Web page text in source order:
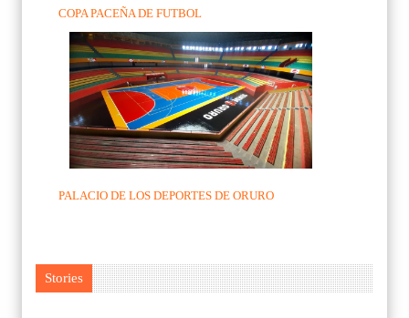
COPA PACEÑA DE FUTBOL
PALACIO DE LOS DEPORTES DE ORURO
Stories